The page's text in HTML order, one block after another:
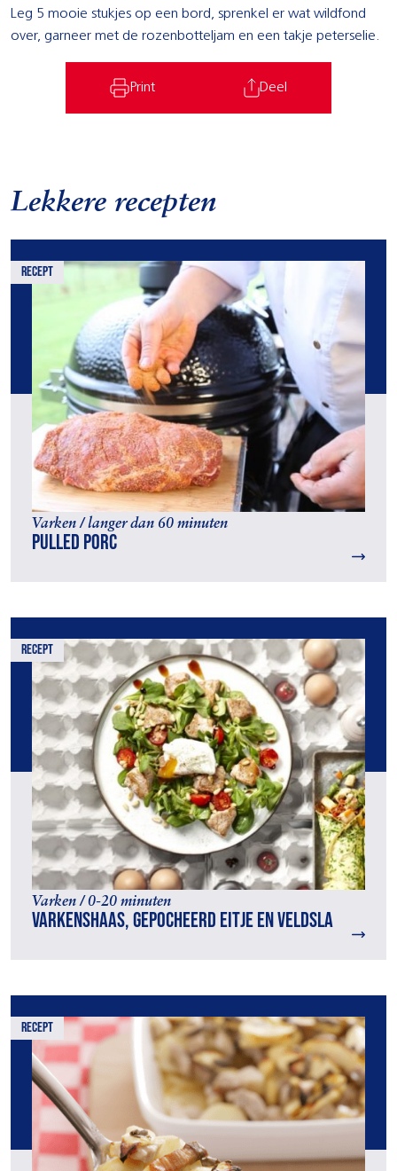
Leg 5 mooie stukjes op een bord, sprenkel er wat wildfond
over, garneer met de rozenbotteljam en een takje peterselie.
Print Deel
Lekkere recepten
recept
Varken / langer dan 60 minuten
Pulled porc
recept
Varken / 0-20 minuten
Varkenshaas, gepocheerd eitje en veldsla
recept